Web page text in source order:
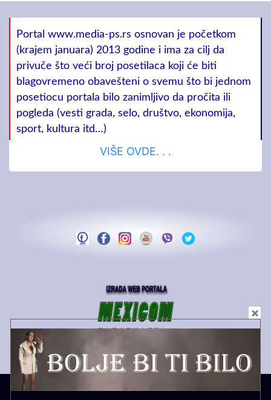
Portal www.media-ps.rs osnovan je početkom
(krajem januara) 2013 godine i ima za cilj da
privuče što veći broj posetilaca koji će biti
blagovremeno obavešteni o svemu što bi jednom
posetiocu portala bilo zanimljivo da pročita ili
pogleda (vesti grada, selo, društvo, ekonomija,
sport, kultura itd…)
VIŠE OVDE. . .